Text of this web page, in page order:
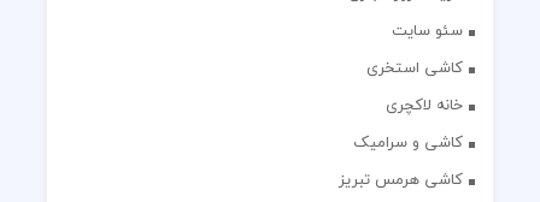
سئو سایت
کاشی استخری
خانه لاکچری
کاشی و سرامیک
کاشی هرمس تبریز